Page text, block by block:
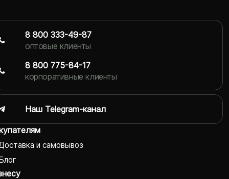
и самовывоз
8 800 333-49-87
оптовые клиенты
8 800 775-84-17
корпоративные клиенты
Наш Telegram-канал